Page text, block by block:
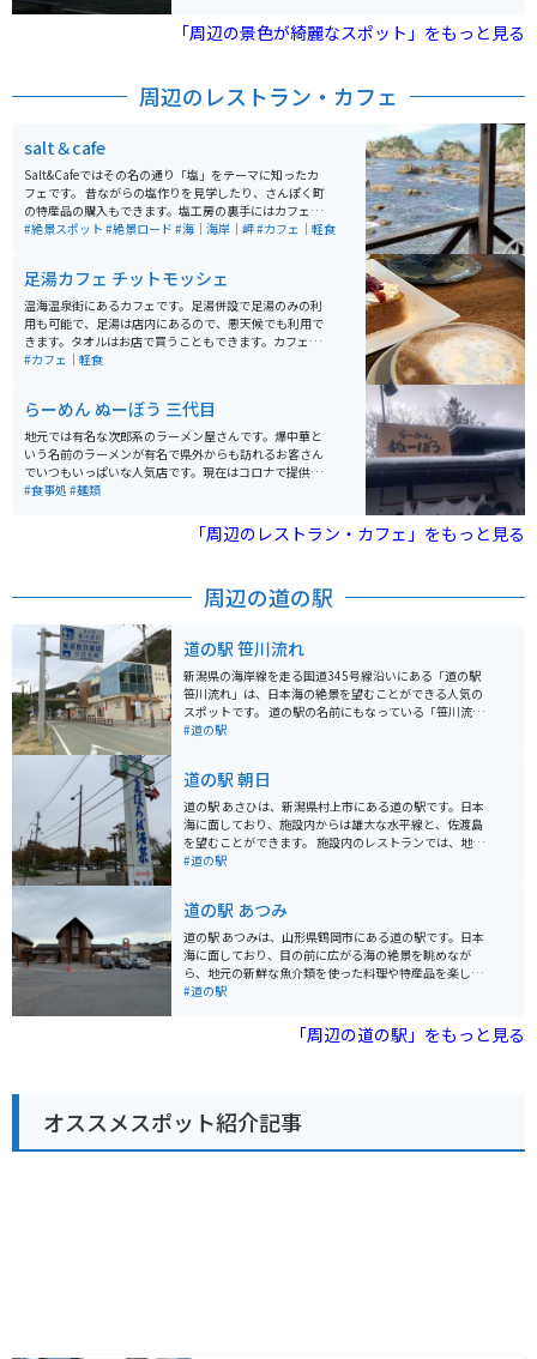
内にも点在しているので散策すると至る所に見受けられ
ます。 ライトアップ会場前に剪定された枝が置いてあ
「周辺の景色が綺麗なスポット」をもっと見る
周辺のレストラン・カフェ
salt＆cafe
Salt&Cafeではその名の通り「塩」をテーマに知ったカ
フェです。 昔ながらの塩作りを見学したり、さんぽく町
の特産品の購入もできます。塩工房の裏手にはカフェが
併設されており、心地よい潮風をうけながらコーヒーブ
#絶景スポット #絶景ロード #海｜海岸｜岬#カフェ｜軽食
足湯カフェ チットモッシェ
温海温泉街にあるカフェです。足湯併設で足湯のみの利
用も可能で、足湯は店内にあるので、悪天候でも利用で
きます。タオルはお店で買うこともできます。カフェの
隣に地元産の雑貨屋、2階にマッサージ屋さんが入って
#カフェ｜軽食
らーめん ぬーぼう 三代目
地元では有名な次郎系のラーメン屋さんです。爆中華と
いう名前のラーメンが有名で県外からも訪れるお客さん
でいつもいっぱいな人気店です。現在はコロナで提供し
ていませんが、大きなきくらげが食べ放題という粋なサ
#食事処 #麺類
「周辺のレストラン・カフェ」をもっと見る
周辺の道の駅
道の駅 笹川流れ
新潟県の海岸線を走る国道345号線沿いにある「道の駅
笹川流れ」は、日本海の絶景を望むことができる人気の
スポットです。 道の駅の名前にもなっている「笹川流
れ」は、約11kmにわたって続く海岸線のことで、国の
がおすすめです。 道の駅には、新鮮な魚介類が味わえる
レストランや、地元の特産品を販売する売店などがあり
ます。 笹川流れ周辺には、温泉施設も点在しているの
で、ツーリングで疲れた体を癒すのにも最適です。 バイ
クで訪れる際は、道の駅に隣接する駐車場を利用できま
ることもあるので、レインウェアがあると安心です。 周
辺には、景勝地の「眼鏡岩」や「弁天岩」、海水浴場な
ど、見どころがたくさんあります。 特に、夕暮れ時の景
色は美しく、水平線に沈む夕日を眺めることができま
す。 お土産には、笹川流れ産の塩を使った「塩羊羹」
や、新鮮な魚介類を使った加工品がおすすめです。
#道の駅
道の駅 朝日
道の駅 あさひは、新潟県村上市にある道の駅です。日本
海に面しており、施設内からは雄大な水平線と、佐渡島
を望むことができます。 施設内のレストランでは、地元
で獲れた新鮮な魚介類を使った料理が人気です。特に、
鮮な野菜などを購入することができます。 バイクで訪れ
る場合、日本海沿いの国道345号線を走ると、気持ちの
良いシーサイドツーリングを楽しむことができます。道
の駅 あさひは、休憩ポイントとしても最適です。周辺に
は、笹川流れや瀬波温泉など、観光スポットも点在して
#道の駅
道の駅 あつみ
道の駅 あつみは、山形県鶴岡市にある道の駅です。日本
海に面しており、目の前に広がる海の絶景を眺めなが
ら、地元の新鮮な魚介類を使った料理や特産品を楽しむ
ことができます。 おすすめは、地元産の岩ガキや旬の魚
しか味わえません。また、お土産には、地元で水揚げさ
れた魚介の干物や加工品、庄内地方の伝統野菜である
しむことができます。道の駅には、広い駐車場と休憩ス
ペースが完備されているので、ツーリングの休憩場所と
しても最適です。
#道の駅
「周辺の道の駅」をもっと見る
オススメスポット紹介記事